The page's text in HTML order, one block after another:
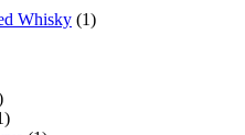
Whisky (1)